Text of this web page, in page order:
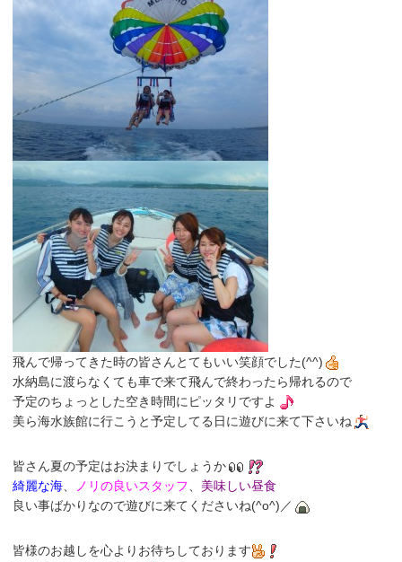
飛んで帰ってきた時の皆さんとてもいい笑顔でした(^^)
水納島に渡らなくても車で来て飛んで終わったら帰れるので
予定のちょっとした空き時間にピッタリですよ
美ら海水族館に行こうと予定してる日に遊びに来て下さいね
皆さん夏の予定はお決まりでしょうか
綺麗な海
ノリの良いスタッフ
美味しい昼食
良い事ばかりなので遊びに来てくださいね(^o^)／
皆様のお越しを心よりお待ちしております